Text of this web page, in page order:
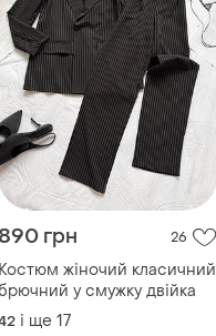
890 грн 26
Костюм жіночий класичний
брючний у смужку двійка
і ще 17